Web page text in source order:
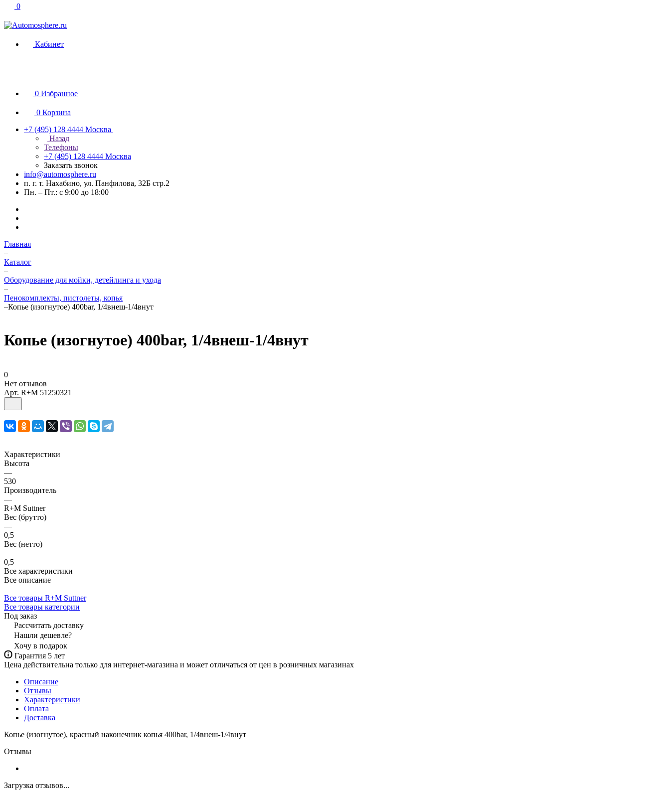
0
Кабинет
0 Избранное
0 Корзина
+7 (495) 128 4444 Москва
Назад
Телефоны
+7 (495) 128 4444 Москва
Заказать звонок
info@automosphere.ru
п. г. т. Нахабино, ул. Панфилова, 32Б стр.2
Пн. – Пт.: с 9:00 до 18:00
Главная
–
Каталог
–
Оборудование для мойки, детейлинга и ухода
–
Пенокомплекты, пистолеты, копья
–Копье (изогнутое) 400bar, 1/4внеш-1/4внут
Копье (изогнутое) 400bar, 1/4внеш-1/4внут
0
Нет отзывов
Арт. R+M 51250321
Характеристики
Высота
—
530
Производитель
—
R+M Suttner
Вес (брутто)
—
0,5
Вес (нетто)
—
0,5
Все характеристики
Все описание
Все товары R+M Suttner
Все товары категории
Под заказ
Рассчитать доставку
Нашли дешевле?
Хочу в подарок
Гарантия 5 лет
Цена действительна только для интернет-магазина и может отличаться от цен в розничных магазинах
Описание
Отзывы
Характеристики
Оплата
Доставка
Копье (изогнутое), красный наконечник копья 400bar, 1/4внеш-1/4внут
Отзывы
Загрузка отзывов...